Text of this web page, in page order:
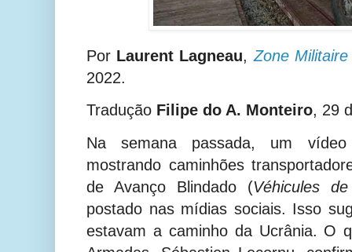
Por Laurent Lagneau, Zone
2022.
Tradução Filipe do A. Monteiro, 29
Na semana passada, um
mostrando caminhões
de Avanço Blindado (Véhicules
postado nas mídias sociais. Isso
estavam a caminho da Ucrânia. O